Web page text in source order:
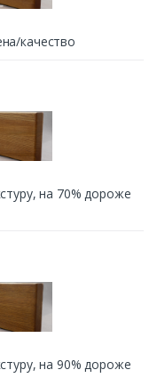
качество
на 70% дороже
на 90% дороже